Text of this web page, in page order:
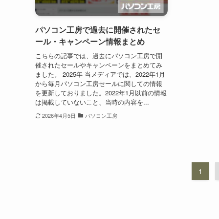
パソコン工房で過去に開催されたセ
ール・キャンペーン情報まとめ
こちらの記事では、過去にパソコン工房で開
催されたセールやキャンペーンをまとめてみ
ました。 2025年 当メディアでは、2022年1月
から毎月パソコン工房セールに関しての情報
を更新しておりました。2022年1月以前の情報
は掲載していないこと、当時の内容を...
2026年4月5日 パソコン工房
1